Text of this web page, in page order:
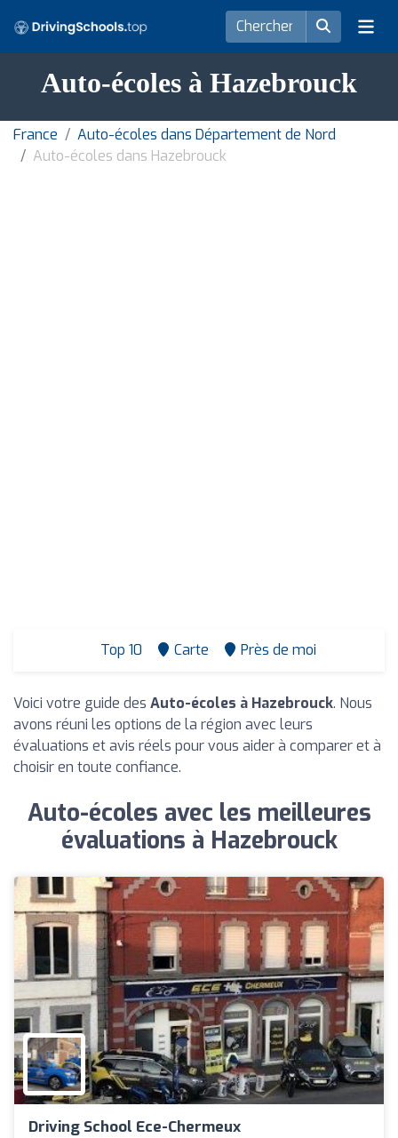
Auto-écoles à Hazebrouck
France
Auto-écoles dans Département de Nord
Auto-écoles dans Hazebrouck
Top 10 Carte Près de moi
Voici votre guide des Auto-écoles à Hazebrouck. Nous
avons réuni les options de la région avec leurs
évaluations et avis réels pour vous aider à comparer et à
choisir en toute confiance.
Auto-écoles avec les meilleures
évaluations à Hazebrouck
Driving School Ece-Chermeux